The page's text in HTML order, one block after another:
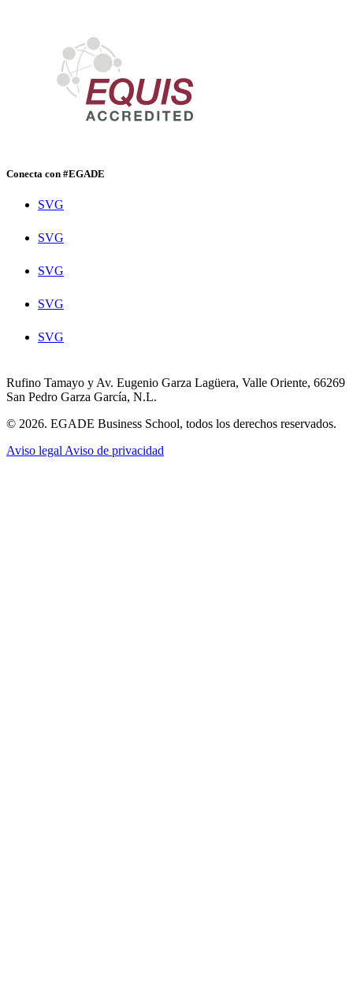
Conecta con #EGADE
SVG
SVG
SVG
SVG
SVG
Rufino Tamayo y Av. Eugenio Garza Lagüera, Valle Oriente, 66269
San Pedro Garza García, N.L.
© 2026. EGADE Business School, todos los derechos reservados.
Aviso legal Aviso de privacidad